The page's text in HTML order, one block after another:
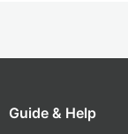
Guide & Help